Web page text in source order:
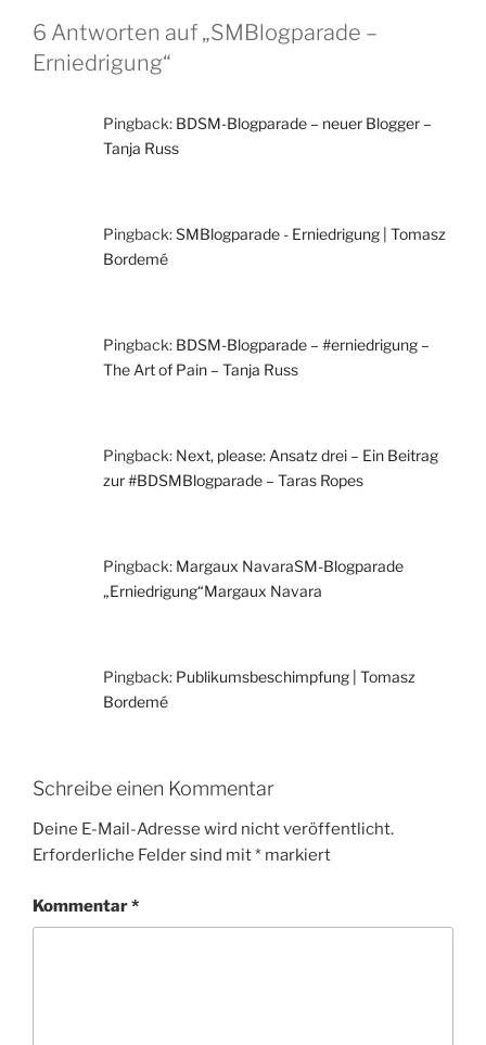
6 Antworten auf „SMBlogparade –
Erniedrigung“
Pingback: BDSM-Blogparade – neuer Blogger –
Tanja Russ
Pingback:SMBlogparade - Erniedrigung | Tomasz
Bordemé
Pingback: BDSM-Blogparade – #erniedrigung –
The Art of Pain – Tanja Russ
Pingback: Next, please: Ansatz drei – Ein Beitrag
zur #BDSMBlogparade – Taras Ropes
Pingback: Margaux NavaraSM-Blogparade
„Erniedrigung“Margaux Navara
Pingback: Publikumsbeschimpfung | Tomasz
Bordemé
Schreibe einen Kommentar
Deine E-Mail-Adresse wird nicht veröffentlicht.
Erforderliche Felder sind mit* markiert
Kommentar*